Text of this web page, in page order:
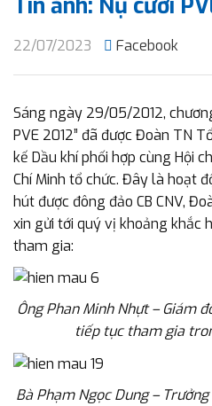
22/07/2023 Facebook
Sáng ngày 29/05/2012,
PVE 2012” đã được Đoàn TN
kế Dầu khí phối hợp cùng Hội
Chí Minh tổ chức. Đây là hoạt
hút được đông đảo CB CNV,
xin gửi tới quý vị khoảng khắc
tham gia:
Ông Phan Minh Nhựt – Giám
tiếp tục tham gia
Bà Phạm Ngọc Dung –